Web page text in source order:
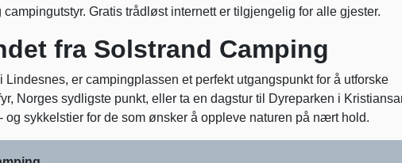
Gratis trådløst internett er tilgjengelig for alle gjester.
fra Solstrand Camping
Lindesnes, er campingplassen et perfekt utgangspunkt for å utforske
Norges sydligste punkt, eller ta en dagstur til Dyreparken i
og sykkelstier for de som ønsker å oppleve naturen på nært hold.